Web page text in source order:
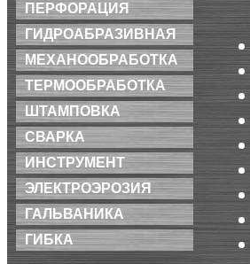
ПЕРФОРАЦИЯ
ГИДРОАБРАЗИВНАЯ
МЕХАНООБРАБОТКА
ТЕРМООБРАБОТКА
ШТАМПОВКА
СВАРКА
ИНСТРУМЕНТ
ЭЛЕКТРОЭРОЗИЯ
ГАЛЬВАНИКА
ГИБКА